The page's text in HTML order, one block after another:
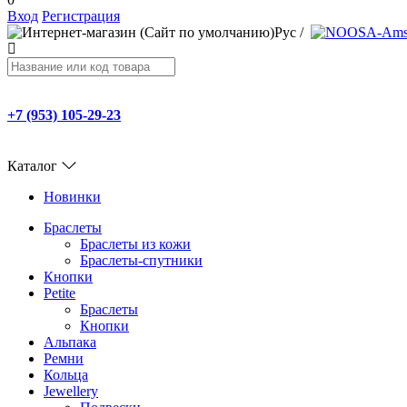
Вход Регистрация
Рус /
+7 (953) 105-29-23
Каталог
Новинки
Браслеты
Браслеты из кожи
Браслеты-спутники
Кнопки
Petite
Браслеты
Кнопки
Альпака
Ремни
Кольца
Jewellery